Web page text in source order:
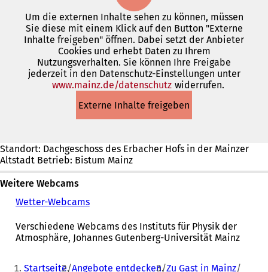
Um die externen Inhalte sehen zu können, müssen
Sie diese mit einem Klick auf den Button "Externe
Inhalte freigeben" öffnen. Dabei setzt der Anbieter
Cookies und erhebt Daten zu Ihrem
Nutzungsverhalten. Sie können Ihre Freigabe
jederzeit in den Datenschutz-Einstellungen unter
www.mainz.de/datenschutz(Öffnet
einem
neuen
widerrufen.
Externe Inhalte freigeben
Standort: Dachgeschoss des Erbacher Hofs in der Mainzer
Altstadt Betrieb: Bistum Mainz
Weitere Webcams
Wetter-Webcams(
f
f
Verschiedene Webcams des Instituts für Physik der
Atmosphäre, Johannes Gutenberg-Universität Mainz
Sie Startseite Angebote entdecken Zu Gast in Mainz